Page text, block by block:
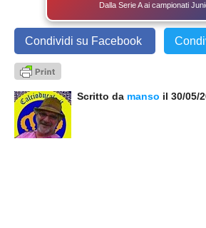
Dalla Serie A ai campionati
Condividi su Facebook
Scritto da manso il 30/05/